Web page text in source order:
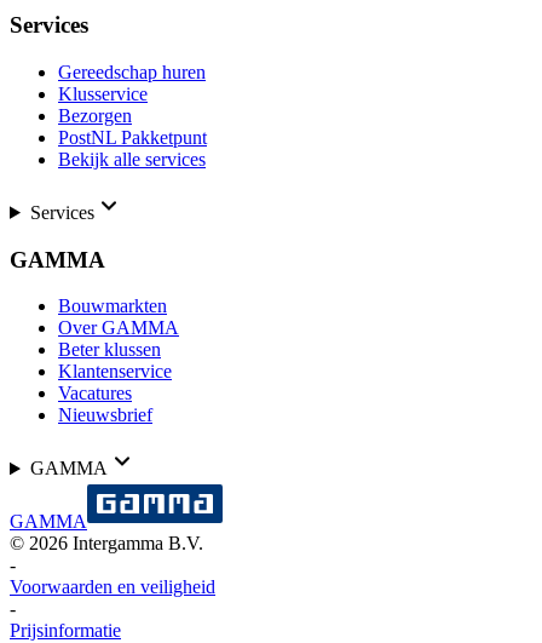
Services
Gereedschap huren
Klusservice
Bezorgen
PostNL Pakketpunt
Bekijk alle services
Services
GAMMA
Bouwmarkten
Over GAMMA
Beter klussen
Klantenservice
Vacatures
Nieuwsbrief
GAMMA
GAMMA
© 2026 Intergamma B.V.
-
Voorwaarden en veiligheid
-
Prijsinformatie